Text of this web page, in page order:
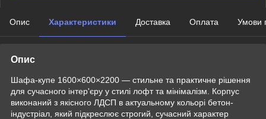
Опис Характеристики Доставка Оплата Умови
Опис
Шафа-купе 1600×600×2200 — стильне та практичне рішення
для сучасного інтер'єру у стилі лофт та мінімалізм. Корпус
виконаний з якісного ЛДСП в актуальному кольорі бетон-
індустріал, який підкреслює строгий, сучасний характер